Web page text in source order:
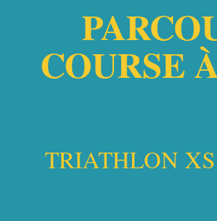
COURSE
TRIATHLON